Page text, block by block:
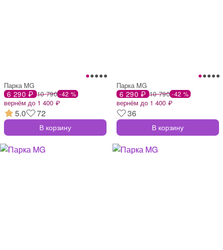
Парка MG
6 290 ₽ 10 790 -42 %
вернём до 1 400 ₽
5.0 72
В корзину
Парка MG
6 290 ₽ 10 790 -42 %
вернём до 1 400 ₽
36
В корзину